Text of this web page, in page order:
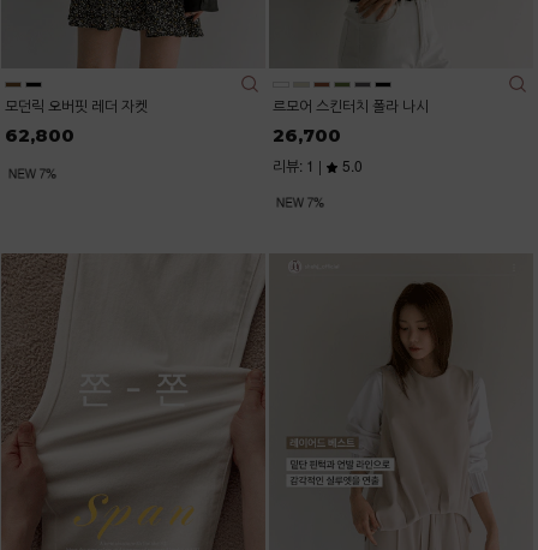
모던릭 오버핏 레더 자켓
62,800
르모어 스킨터치 폴라 나시
26,700
리뷰: 1 | 5.0